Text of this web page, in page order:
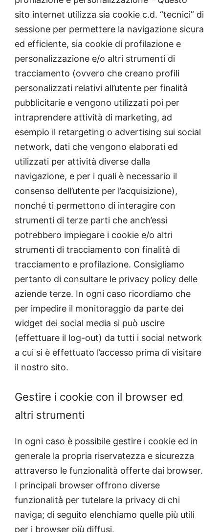
sito internet utilizza sia cookie c.d. “tecnici” di
sessione per permettere la navigazione sicura
ed efficiente, sia cookie di profilazione e
personalizzazione e/o altri strumenti di
tracciamento (ovvero che creano profili
personalizzati relativi all’utente per finalità
pubblicitarie e vengono utilizzati poi per
intraprendere attività di marketing, ad
esempio il retargeting o advertising sui social
network, dati che vengono elaborati ed
utilizzati per attività diverse dalla
navigazione, e per i quali è necessario il
consenso dell’utente per l’acquisizione),
nonché ti permettono di interagire con
strumenti di terze parti che anch’essi
potrebbero impiegare i cookie e/o altri
strumenti di tracciamento con finalità di
tracciamento e profilazione. Consigliamo
pertanto di consultare le privacy policy delle
aziende terze. In ogni caso ricordiamo che
per impedire il monitoraggio da parte dei
widget dei social media si può uscire
(effettuare il log-out) da tutti i social network
a cui si è effettuato l’accesso prima di visitare
il nostro sito.
Gestire i cookie con il browser ed
altri strumenti
In ogni caso è possibile gestire i cookie ed in
generale la propria riservatezza e sicurezza
attraverso le funzionalità offerte dai browser.
I principali browser offrono diverse
funzionalità per tutelare la privacy di chi
naviga; di seguito elenchiamo quelle più utili
per i browser più diffusi.